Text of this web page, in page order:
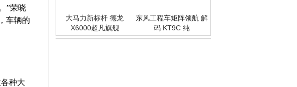
”荣晓
车辆的
种大
大马力新标杆 德龙
X6000超凡旗舰
东风工程车矩阵领航 解
码 KT9C 纯